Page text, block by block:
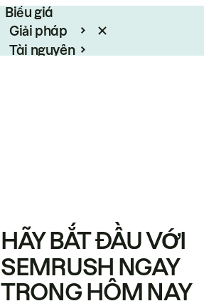
Biểu giá
Giải pháp
Tài nguyên
HÃY BẮT ĐẦU VỚI
SEMRUSH NGAY
TRONG HÔM NAY